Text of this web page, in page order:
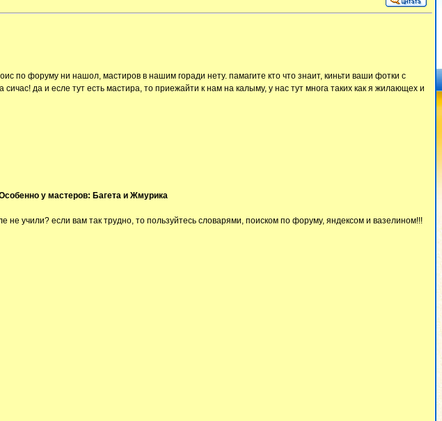
по форуму ни нашол, мастиров в нашим горади нету. памагите кто что знаит, киньти ваши фотки с
да и есле тут есть мастира, то приежайти к нам на калыму, у нас тут многа таких как я жилающех и
у мастеров: Багета и Жмурика
не учили? если вам так трудно, то пользуйтесь словарями, поиском по форуму, яндексом и вазелином!!!